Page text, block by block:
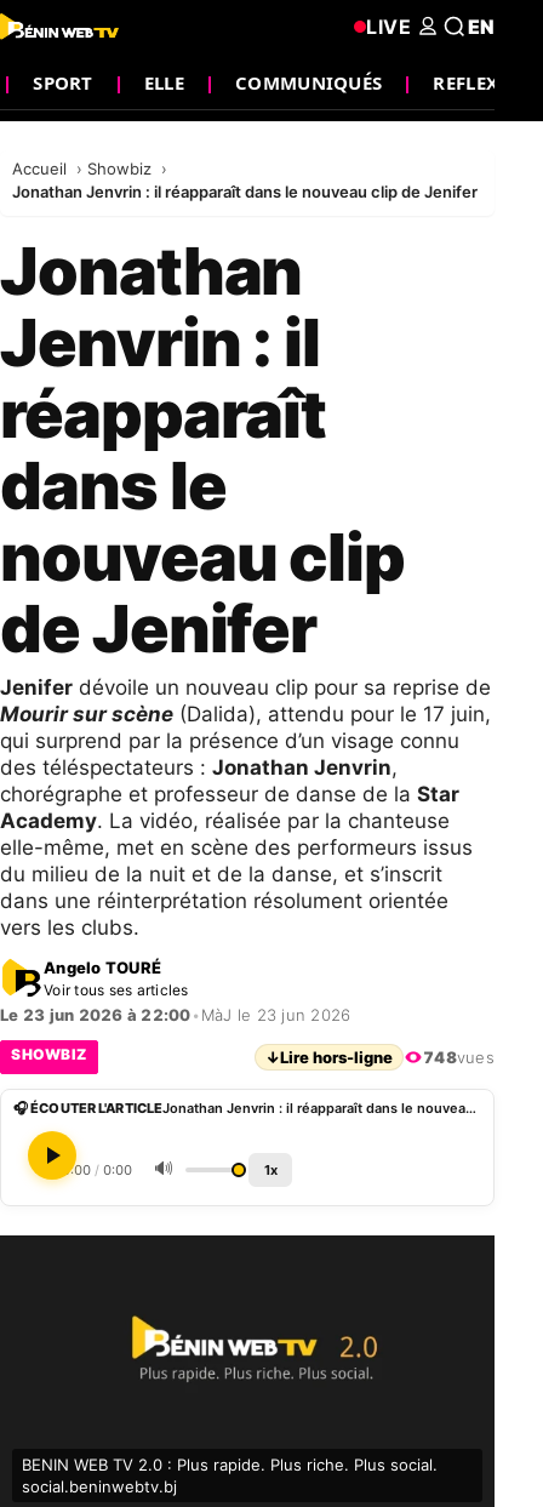
SPORT ELLE COMMUNIQUÉS REFLEXION
LIVE EN
Accueil
Showbiz
Jonathan Jenvrin : il réapparaît dans le nouveau clip de Jenifer
Jonathan
Jenvrin : il
réapparaît
dans le
nouveau clip
de Jenifer
Jenifer dévoile un nouveau clip pour sa reprise de
Mourir sur scène (Dalida), attendu pour le 17 juin,
qui surprend par la présence d’un visage connu
des téléspectateurs : Jonathan Jenvrin,
chorégraphe et professeur de danse de la Star
Academy. La vidéo, réalisée par la chanteuse
elle-même, met en scène des performeurs issus
du milieu de la nuit et de la danse, et s’inscrit
dans une réinterprétation résolument orientée
vers les clubs.
Angelo TOURÉ
Voir tous ses articles
Le 23 jun 2026 à 22:00• MàJ le 23 jun 2026
SHOWBIZ ↓Lire hors-ligne 748vues
🎧 ÉCOUTER L'ARTICLE Jonathan Jenvrin : il réapparaît dans le nouveau clip de Jenifer
0:00 / 0:00 🔊 1x
BENIN WEB TV 2.0 : Plus rapide. Plus riche. Plus social.
social.beninwebtv.bj